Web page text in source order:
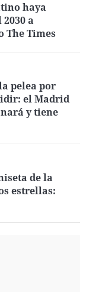
haya
a
The Times
pelea por
el Madrid
y tiene
de la
estrellas: